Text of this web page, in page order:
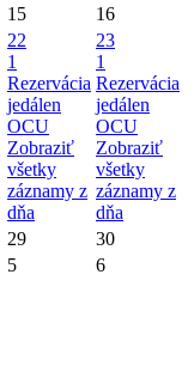
15 16
22
1
Rezervácia
jedálen
OCU
Zobraziť
všetky
záznamy z
dňa
23
1
Rezervácia
jedálen
OCU
Zobraziť
všetky
záznamy z
dňa
29
30
5 6